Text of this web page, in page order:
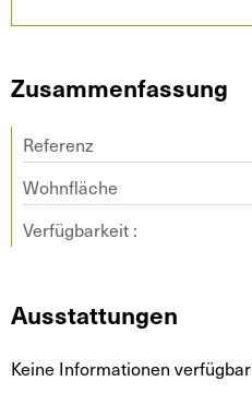
Zusammenfassung
Referenz
Wohnfläche
Verfügbarkeit :
Ausstattungen
Keine Informationen verfügbar